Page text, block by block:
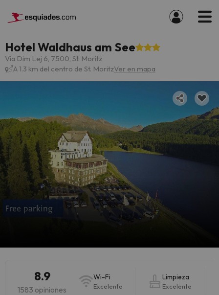
Hotel Waldhaus am See
Via Dim Lej 6, 7500, St. Moritz
A 1.3 km del centro de St. MoritzVer en mapa
8.9
1583 opiniones
Wi-Fi
Excelente
Limpieza
Excelente